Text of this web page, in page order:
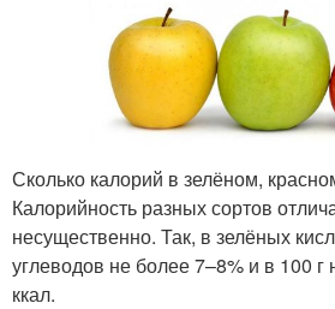
Сколько калорий в зелёном,
Калорийность разных сортов
несущественно. Так, в зелёных
углеводов не более 7–8% и в 100 г
ккал.